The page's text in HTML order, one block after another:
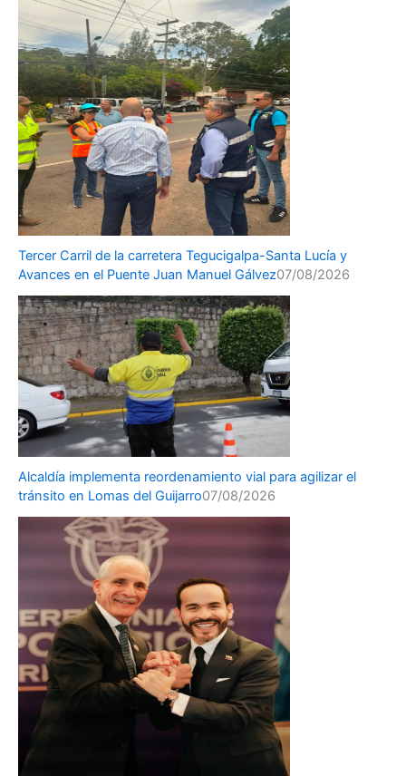
Tercer Carril de la carretera Tegucigalpa-Santa Lucía y
Avances en el Puente Juan Manuel Gálvez07/08/2026
Alcaldía implementa reordenamiento vial para agilizar el
tránsito en Lomas del Guijarro07/08/2026